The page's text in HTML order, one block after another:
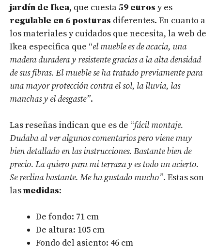
jardín de Ikea, que cuesta59 euros y es
regulable en 6 posturas diferentes. En cuanto a
los materiales y cuidados que necesita, la web de
Ikea especifica que “el mueble es de acacia, una
madera duradera y resistente gracias a la alta densidad
de sus fibras. El mueble se ha tratado previamente para
una mayor protección contra el sol, la lluvia, las
manchas y el desgaste”.
Las reseñas indican que es de “fácil montaje.
Dudaba al ver algunos comentarios pero viene muy
bien detallado en las instrucciones. Bastante bien de
precio. La quiero para mi terraza y es todo un acierto.
Se reclina bastante. Me ha gustado mucho”. Estas son
lasmedidas:
De fondo: 71 cm
De altura: 105 cm
Fondo del asiento: 46 cm